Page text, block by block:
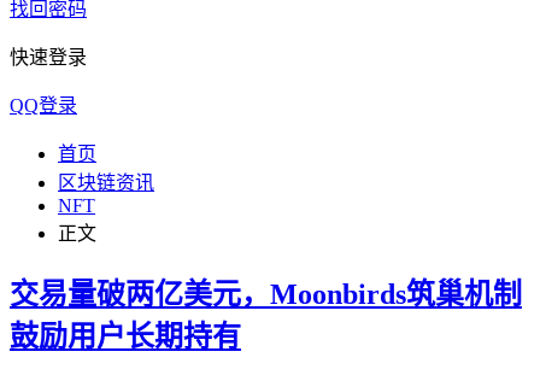
找回密码
快速登录
QQ登录
首页
区块链资讯
NFT
正文
交易量破两亿美元，Moonbirds筑巢机制
鼓励用户长期持有